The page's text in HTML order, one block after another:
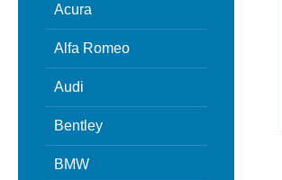
Acura
Alfa Romeo
Audi
Bentley
BMW